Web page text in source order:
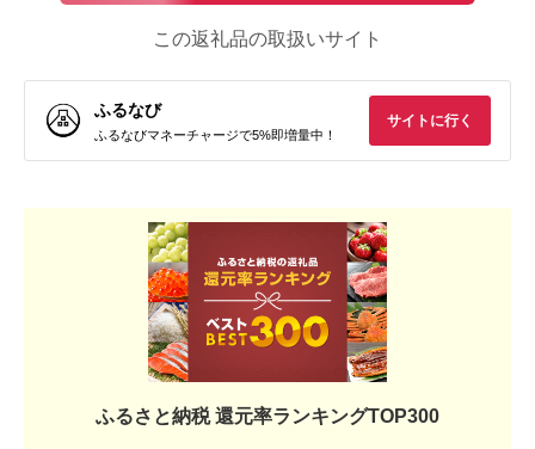
この返礼品の取扱いサイト
ふるなび
ふるなびマネーチャージで5%即増量中！
サイトに行く
ふるさと納税 還元率ランキングTOP300